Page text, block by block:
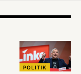
POLITIK